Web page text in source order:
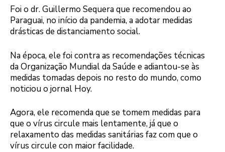
Foi o dr. Guillermo Sequera que recomendou ao
Paraguai, no início da pandemia, a adotar medidas
drásticas de distanciamento social.
Na época, ele foi contra as recomendações técnicas
da Organização Mundial da Saúde e adiantou-se às
medidas tomadas depois no resto do mundo, como
noticiou o jornal Hoy.
Agora, ele recomenda que se tomem medidas para
que o vírus circule mais lentamente, já que o
relaxamento das medidas sanitárias faz com que o
vírus circule con maior facilidade.